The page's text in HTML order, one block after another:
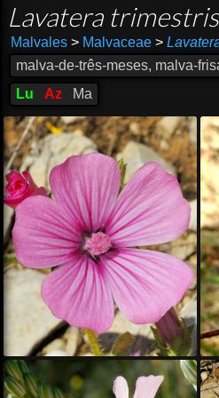
Lavatera trimestris
Malvales >Malvaceae >
malva-de-três-meses, malva-
Lu
Az Ma